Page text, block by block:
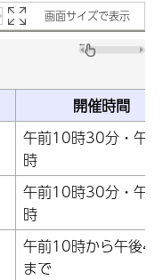
画面サイズで表示
開催時間
午前10時30分・午
時
午前10時30分・午
時
午前10時から午後4
まで